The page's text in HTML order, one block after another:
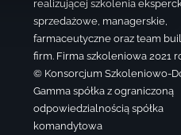
realizującej szkolenia
sprzedażowe, managerskie,
farmaceutyczne oraz team
firm. Firma szkoleniowa 2021
© Konsorcjum Szkoleniowo-
Gamma spółka z ograniczoną
odpowiedzialnością spółka
komandytowa